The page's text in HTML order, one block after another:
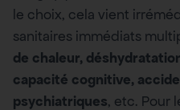
le choix, cela vient
sanitaires immédiats
de chaleur,
capacité cognitive,
psychiatriques, etc. Pour